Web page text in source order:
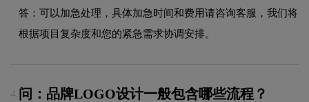
答：可以加急处理，具体加急时间和费用请咨询客服，我们将
根据项目复杂度和您的紧急需求协调安排。
4. 问：品牌LOGO设计一般包含哪些流程？